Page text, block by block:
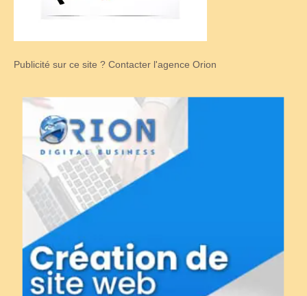
Publicité sur ce site ? Contacter l'agence Orion